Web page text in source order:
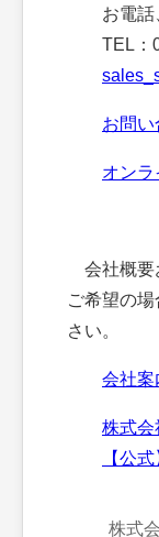
お電
TEL：
お問い
オン
会社概要
ご希望の
さい。
会社案
株式会
【公
株式